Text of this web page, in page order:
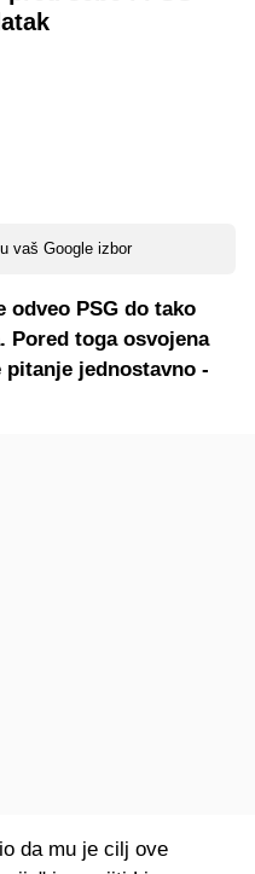
vaš Google izbor
PSG do tako
Pored toga osvojena
jednostavno -
da mu je cilj ove